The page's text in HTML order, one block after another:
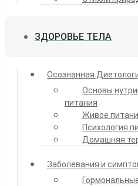
ЗДОРОВЬЕ ТЕЛА
Осознанная
Основы
питания
Живое
Психология
Домашняя
Заболевания и